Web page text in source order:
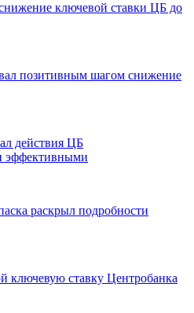
ключевой ставки ЦБ до
позитивным шагом снижение
действия ЦБ
эффективными
раскрыл подробности
ключевую ставку Центробанка